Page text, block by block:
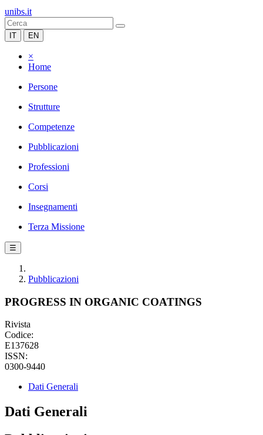
unibs.it
IT EN
×
Home
Persone
Strutture
Competenze
Pubblicazioni
Professioni
Corsi
Insegnamenti
Terza Missione
☰
Pubblicazioni
PROGRESS IN ORGANIC COATINGS
Rivista
Codice:
E137628
ISSN:
0300-9440
Dati Generali
Dati Generali